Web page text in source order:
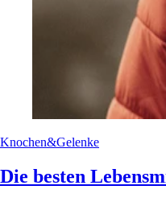
Knochen&Gelenke
Die besten